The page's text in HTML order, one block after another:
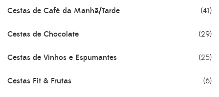
Cestas de Café da Manhã/Tarde (41)
Cestas de Chocolate (29)
Cestas de Vinhos e Espumantes (25)
Cestas Fit & Frutas (6)